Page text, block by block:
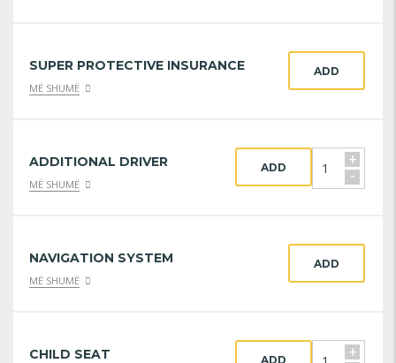
SUPER PROTECTIVE INSURANCE
MË SHUMË
ADD
ADDITIONAL DRIVER
MË SHUMË
+
-
ADD
NAVIGATION SYSTEM
MË SHUMË
ADD
CHILD SEAT +
ADD